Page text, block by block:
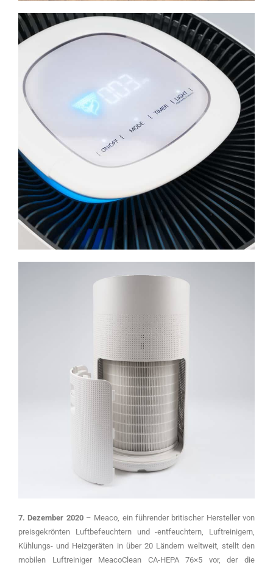
7. Dezember 2020 – Meaco, ein führender britischer Hersteller von
preisgekrönten Luftbefeuchtern und -entfeuchtern, Luftreinigern,
Kühlungs- und Heizgeräten in über 20 Ländern weltweit, stellt den
mobilen Luftreiniger MeacoClean CA-HEPA 76×5 vor, der die